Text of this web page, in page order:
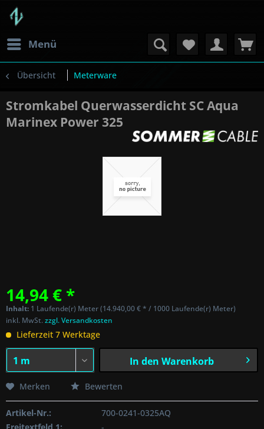
Menü
Übersicht Meterware
Stromkabel Querwasserdicht SC Aqua
Marinex Power 325
14,94 € *
Inhalt: 1 Laufende(r) Meter (14.940,00 € * / 1000 Laufende(r) Meter)
inkl. MwSt.zzgl. Versandkosten
Lieferzeit 7 Werktage
In den Warenkorb
Merken Bewerten
Artikel-Nr.:
700-0241-0325AQ